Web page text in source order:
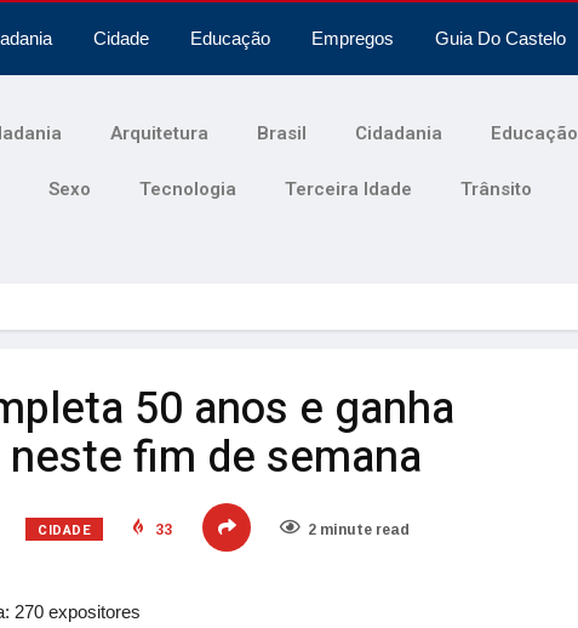
Cidade Educação Empregos Guia Do Castelo
Arquitetura Brasil Cidadania Educação
Sexo Tecnologia Terceira Idade Trânsito
50 anos e ganha
fim de semana
CIDADE 33 2 minute read
270 expositores